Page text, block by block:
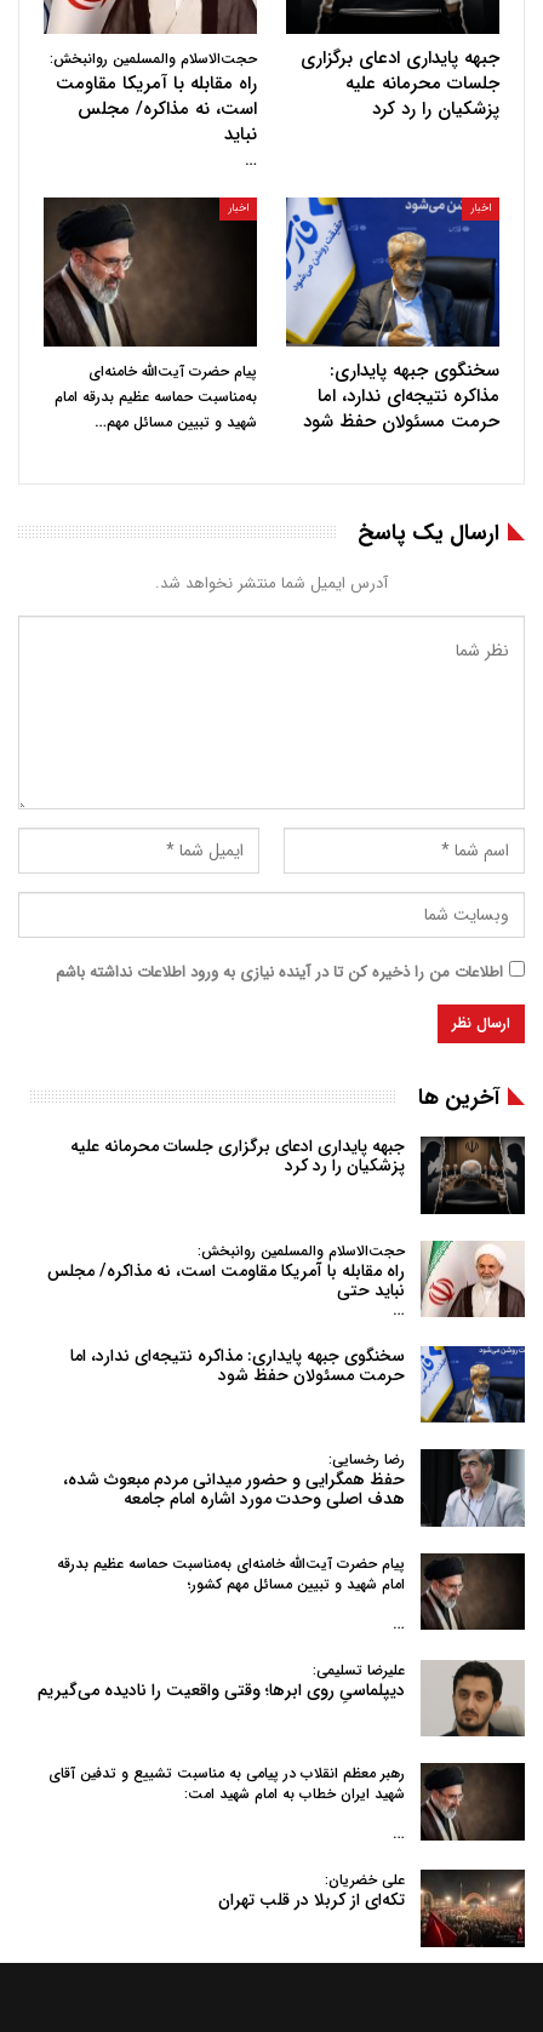
جبهه پایداری ادعای برگزاری
جلسات محرمانه علیه
پزشکیان را رد کرد
حجت‌الاسلام والمسلمین روانبخش:
راه مقابله با آمریکا مقاومت
است، نه مذاکره/ مجلس
نباید
…
اخبار
سخنگوی جبهه پایداری:
مذاکره نتیجه‌ای ندارد، اما
حرمت مسئولان حفظ شود
اخبار
پیام حضرت آیت‌الله خامنه‌ای
به‌مناسبت حماسه عظیم بدرقه امام
شهید و تبیین مسائل مهم…
ارسال یک پاسخ
آدرس ایمیل شما منتشر نخواهد شد.
اطلاعات من را ذخیره کن تا در آینده نیازی به ورود اطلاعات نداشته باشم
آخرین ها
جبهه پایداری ادعای برگزاری جلسات محرمانه علیه
پزشکیان را رد کرد
حجت‌الاسلام والمسلمین روانبخش:
راه مقابله با آمریکا مقاومت است، نه مذاکره/ مجلس
نباید حتی
…
سخنگوی جبهه پایداری: مذاکره نتیجه‌ای ندارد، اما
حرمت مسئولان حفظ شود
رضا رخسایی:
حفظ همگرایی و حضور میدانی مردم مبعوث شده،
هدف اصلی وحدت مورد اشاره امام جامعه
پیام حضرت آیت‌الله خامنه‌ای به‌مناسبت حماسه عظیم بدرقه
امام شهید و تبیین مسائل مهم کشور؛
…
علیرضا تسلیمی:
دیپلماسیِ روی ابرها؛ وقتی واقعیت را نادیده می‌گیریم
رهبر معظم انقلاب در پیامی به‌ مناسبت تشییع و تدفین آقای
شهید ایران خطاب به امام شهید امت:
…
علی خضریان:
تکه‌ای از کربلا در قلب تهران